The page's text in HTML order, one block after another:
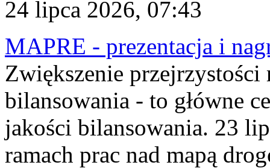
24 lipca 2026, 07:43
MAPRE - prezentacja i
Zwiększenie
bilansowania - to główne
jakości bilansowania. 23
ramach prac nad mapą